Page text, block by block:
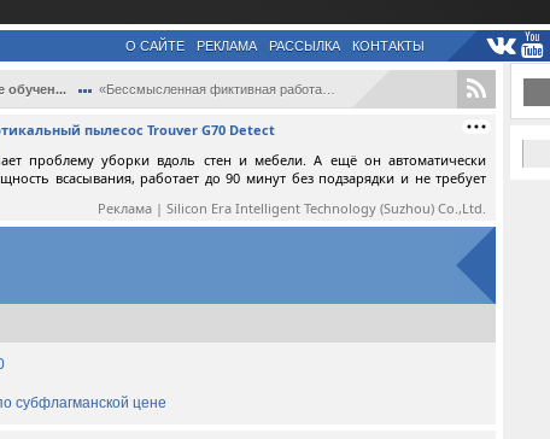
О САЙТЕ РЕКЛАМА РАССЫЛКА КОНТАКТЫ
обучен... «Бессмысленная фиктивная работа»: ИИ зав...
пылесос Trouver G70 Detect
проблему уборки вдоль стен и мебели. А ещё он автоматически
всасывания, работает до 90 минут без подзарядки и не требует
Реклама | Silicon Era Intelligent Technology (Suzhou) Co.,Ltd.
субфлагманской цене